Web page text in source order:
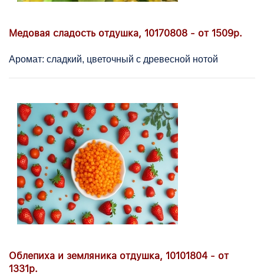
Медовая сладость отдушка, 10170808 - от 1509р.
Аромат: сладкий, цветочный с древесной нотой
Облепиха и земляника отдушка, 10101804 - от
1331р.